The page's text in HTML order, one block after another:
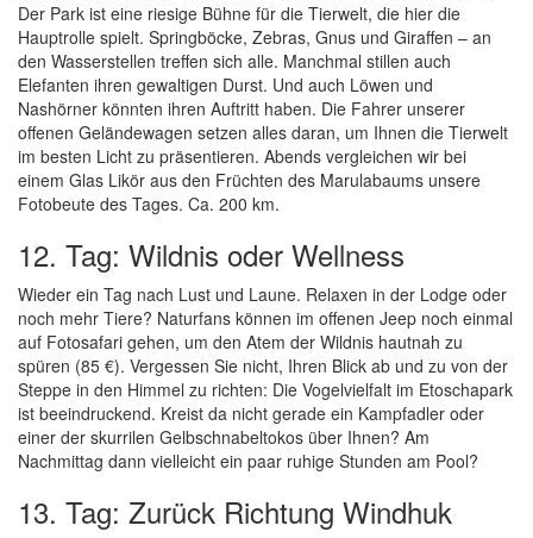
Der Park ist eine riesige Bühne für die Tierwelt, die hier die
Hauptrolle spielt. Springböcke, Zebras, Gnus und Giraffen – an
den Wasserstellen treffen sich alle. Manchmal stillen auch
Elefanten ihren gewaltigen Durst. Und auch Löwen und
Nashörner könnten ihren Auftritt haben. Die Fahrer unserer
offenen Geländewagen setzen alles daran, um Ihnen die Tierwelt
im besten Licht zu präsentieren. Abends vergleichen wir bei
einem Glas Likör aus den Früchten des Marulabaums unsere
Fotobeute des Tages. Ca. 200 km.
12. Tag: Wildnis oder Wellness
Wieder ein Tag nach Lust und Laune. Relaxen in der Lodge oder
noch mehr Tiere? Naturfans können im offenen Jeep noch einmal
auf Fotosafari gehen, um den Atem der Wildnis hautnah zu
spüren (85 €). Vergessen Sie nicht, Ihren Blick ab und zu von der
Steppe in den Himmel zu richten: Die Vogelvielfalt im Etoschapark
ist beeindruckend. Kreist da nicht gerade ein Kampfadler oder
einer der skurrilen Gelbschnabeltokos über Ihnen? Am
Nachmittag dann vielleicht ein paar ruhige Stunden am Pool?
13. Tag: Zurück Richtung Windhuk